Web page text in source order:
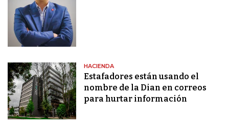
HACIENDA
Estafadores están usando el
nombre de la Dian en correos
para hurtar información